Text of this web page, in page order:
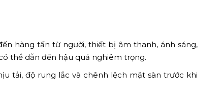
hàng tấn từ người, thiết bị âm thanh, ánh sáng,
thể dẫn đến hậu quả nghiêm trọng.
tải, độ rung lắc và chênh lệch mặt sàn trước khi